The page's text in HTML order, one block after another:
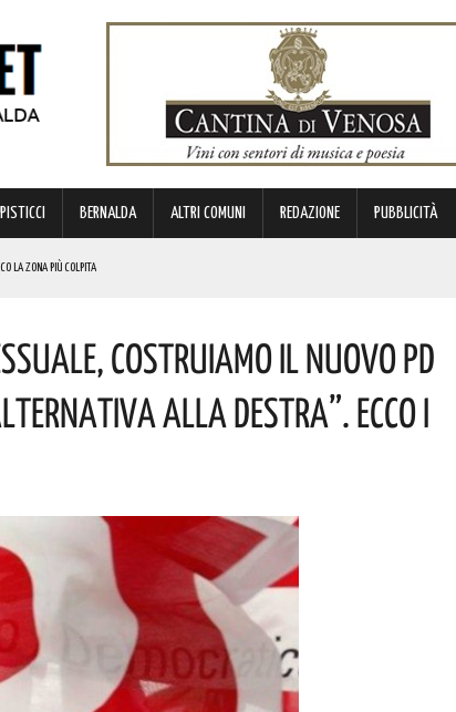
PISTICCI BERNALDA ALTRI COMUNI REDAZIONE PUBBLICITÀ
LA ZONA PIÙ COLPITA
TUTTE METTERANNO A DISPOSIZIONE DEL TERRITORIO ESPERIENZE E RELAZIONI MATURATE IN ITALIA E ALL’ESTERO.
HA ORIGINI LUCANE. I DETTAGLI
Costruiamo Il Nuovo Pd
Alla Destra”. Ecco I